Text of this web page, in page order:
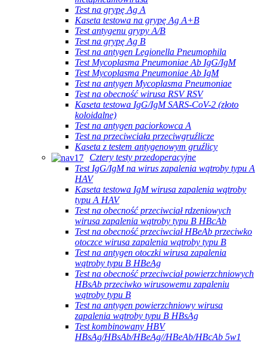
Test na grypę Ag A
Kaseta testowa na grypę Ag A+B
Test antygenu grypy A/B
Test na grypę Ag B
Test na antygen Legionella Pneumophila
Test Mycoplasma Pneumoniae Ab IgG/IgM
Test Mycoplasma Pneumoniae Ab IgM
Test na antygen Mycoplasma Pneumoniae
Test na obecność wirusa RSV RSV
Kaseta testowa IgG/IgM SARS-CoV-2 (złoto
koloidalne)
Test na antygen paciorkowca A
Test na przeciwciała przeciwgruźlicze
Kaseta z testem antygenowym gruźlicy
Cztery testy przedoperacyjne
Test IgG/IgM na wirus zapalenia wątroby typu A
HAV
Kaseta testowa IgM wirusa zapalenia wątroby
typu A HAV
Test na obecność przeciwciał rdzeniowych
wirusa zapalenia wątroby typu B HBcAb
Test na obecność przeciwciał HBeAb przeciwko
otoczce wirusa zapalenia wątroby typu B
Test na antygen otoczki wirusa zapalenia
wątroby typu B HBeAg
Test na obecność przeciwciał powierzchniowych
HBsAb przeciwko wirusowemu zapaleniu
wątroby typu B
Test na antygen powierzchniowy wirusa
zapalenia wątroby typu B HBsAg
Test kombinowany HBV
HBsAg/HBsAb/HBeAg//HBeAb/HBcAb 5w1